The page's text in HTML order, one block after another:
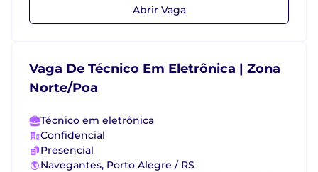
Abrir Vaga
Vaga De Técnico Em Eletrônica | Zona
Norte/Poa
Técnico em eletrônica
Confidencial
Presencial
Navegantes, Porto Alegre / RS